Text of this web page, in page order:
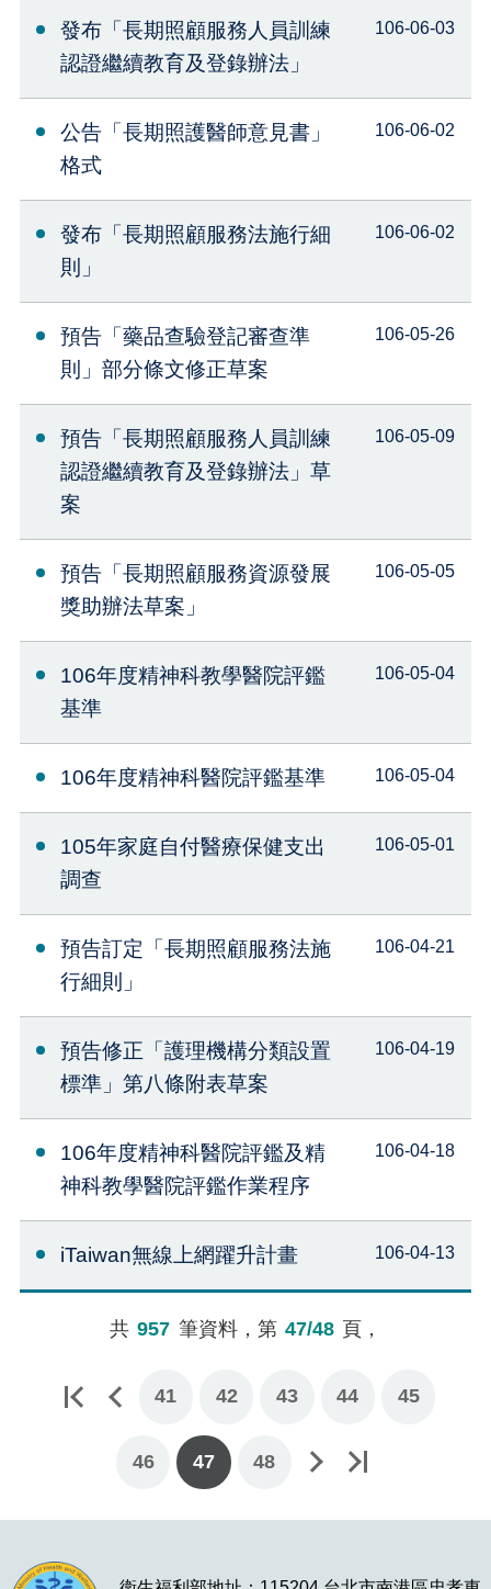
發布「長期照顧服務人員訓練
認證繼續教育及登錄辦法」
106-06-03
公告「長期照護醫師意見書」
格式
106-06-02
發布「長期照顧服務法施行細
則」
106-06-02
預告「藥品查驗登記審查準
則」部分條文修正草案
106-05-26
預告「長期照顧服務人員訓練
認證繼續教育及登錄辦法」草
案
106-05-09
預告「長期照顧服務資源發展
獎助辦法草案」
106-05-05
106年度精神科教學醫院評鑑
基準
106-05-04
106年度精神科醫院評鑑基準 106-05-04
105年家庭自付醫療保健支出
調查
106-05-01
預告訂定「長期照顧服務法施
行細則」
106-04-21
預告修正「護理機構分類設置
標準」第八條附表草案
106-04-19
106年度精神科醫院評鑑及精
神科教學醫院評鑑作業程序
106-04-18
iTaiwan無線上網躍升計畫 106-04-13
共 957 筆資料，第 47/48 頁，
41 42 43 44 45
46 47 48
下一頁最後一頁